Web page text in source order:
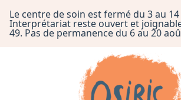
Le centre de soin est fermé du 3 au
Interprétariat reste ouvert et joignable
49. Pas de permanence du 6 au 20